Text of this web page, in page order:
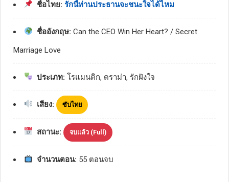
ชื่อไทย: รักนี้ท่านประธานจะชนะใจได้ไหม
ชื่ออังกฤษ: Can the CEO Win Her Heart? / Secret
Marriage Love
ประเภท: โรแมนติก, ดราม่า, รักฝังใจ
เสียง: ซับไทย
สถานะ: จบแล้ว (Full)
จำนวนตอน: 55 ตอนจบ